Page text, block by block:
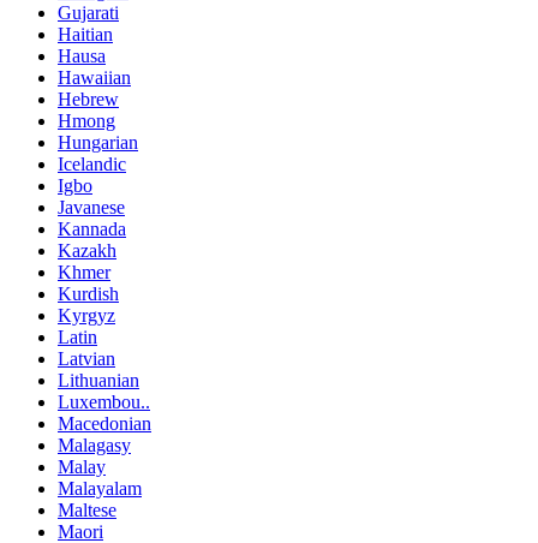
Gujarati
Haitian
Hausa
Hawaiian
Hebrew
Hmong
Hungarian
Icelandic
Igbo
Javanese
Kannada
Kazakh
Khmer
Kurdish
Kyrgyz
Latin
Latvian
Lithuanian
Luxembou..
Macedonian
Malagasy
Malay
Malayalam
Maltese
Maori